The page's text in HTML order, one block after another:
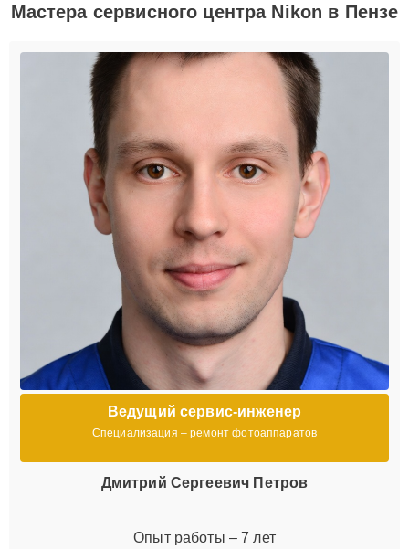
Мастера сервисного центра Nikon в Пензе
Ведущий сервис-инженер
Специализация – ремонт фотоаппаратов
Дмитрий Сергеевич Петров
Опыт работы – 7 лет